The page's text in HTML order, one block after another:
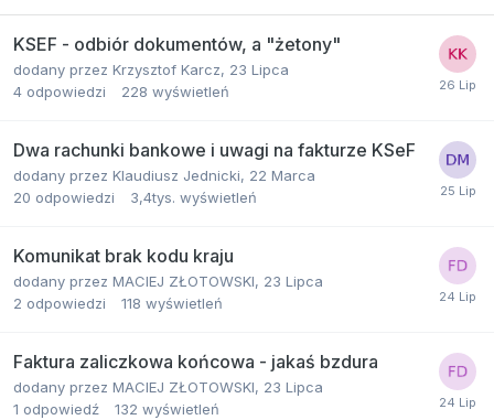
KSEF - odbiór dokumentów, a "żetony"
dodany przez Krzysztof Karcz, 23 Lipca
4 odpowiedzi 228 wyświetleń
Dwa rachunki bankowe i uwagi na fakturze KSeF
dodany przez Klaudiusz Jednicki, 22 Marca
20 odpowiedzi 3,4tys. wyświetleń
Komunikat brak kodu kraju
dodany przez MACIEJ ZŁOTOWSKI, 23 Lipca
2 odpowiedzi 118 wyświetleń
Faktura zaliczkowa końcowa - jakaś bzdura
dodany przez MACIEJ ZŁOTOWSKI, 23 Lipca
1 odpowiedź 132 wyświetleń